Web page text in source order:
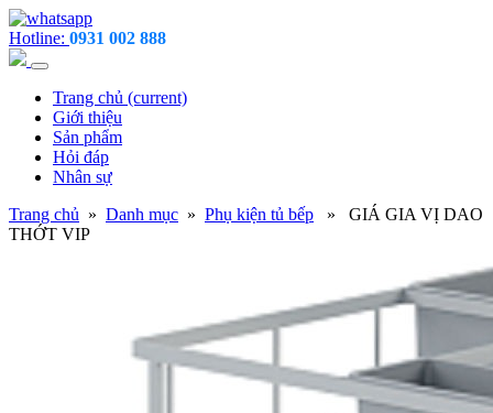
Hotline: 0931 002 888
Trang chủ (current)
Giới thiệu
Sản phẩm
Hỏi đáp
Nhân sự
Trang chủ » Danh mục » Phụ kiện tủ bếp » GIÁ GIA VỊ DAO
THỚT VIP